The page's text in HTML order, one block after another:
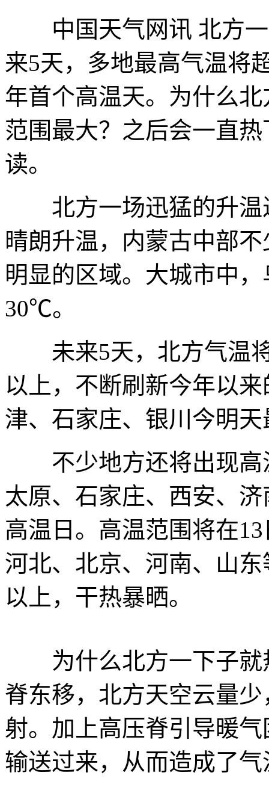
中国天气网讯 北方一
来5天，多地最高气温将
年首个高温天。为什么
范围最大？之后会一直
读。
北方一场迅猛的升温
晴朗升温，内蒙古中部
明显的区域。大城市中
30℃。
未来5天，北方气温
以上，不断刷新今年以
津、石家庄、银川今明
不少地方还将出现高
太原、石家庄、西安、
高温日。高温范围将在
河北、北京、河南、山
以上，干热暴晒。
为什么北方一下子就
脊东移，北方天空云量
射。加上高压脊引导暖
输送过来，从而造成了